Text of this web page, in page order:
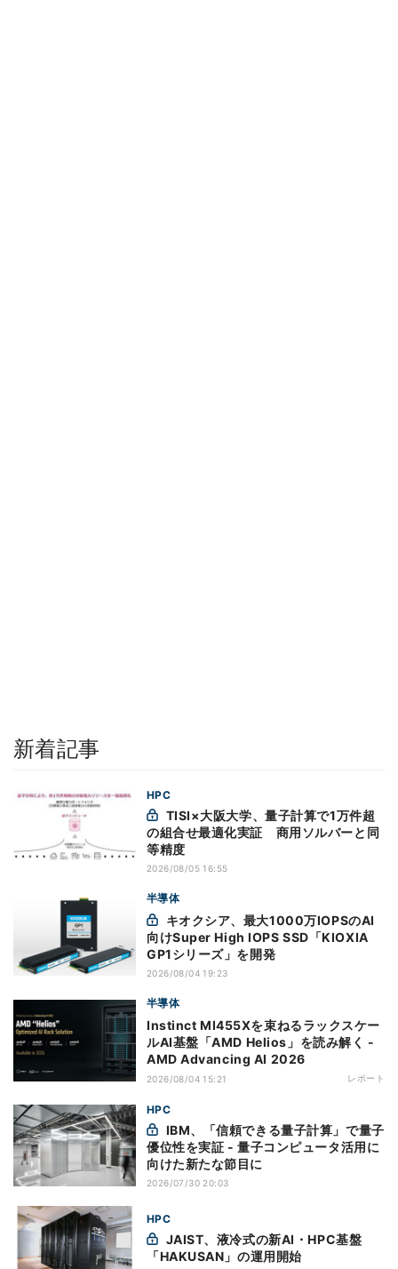
新着記事
HPC
の組合せ最適化実証 商用ソルバーと同
等精度
2026/08/05 16:55
半導体
向けSuper High IOPS SSD「KIOXIA
GP1シリーズ」を開発
2026/08/04 19:23
半導体
Instinct MI455Xを束ねるラックスケー
ルAI基盤「AMD Helios」を読み解く -
AMD Advancing AI 2026
2026/08/04 15:21 レポート
HPC
優位性を実証 - 量子コンピュータ活用に
向けた新たな節目に
2026/07/30 20:03
HPC
「HAKUSAN」の運用開始